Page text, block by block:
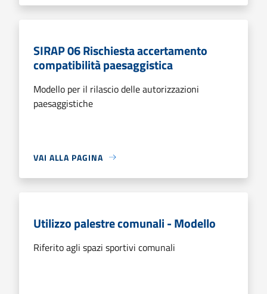
SIRAP 06 Rischiesta accertamento
compatibilità paesaggistica
Modello per il rilascio delle autorizzazioni
paesaggistiche
VAI ALLA PAGINA
Utilizzo palestre comunali - Modello
Riferito agli spazi sportivi comunali